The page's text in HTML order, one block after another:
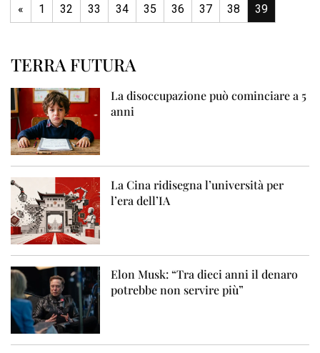
« 1 32 33 34 35 36 37 38 39
TERRA FUTURA
La disoccupazione può cominciare a 5
anni
La Cina ridisegna l’università per
l’era dell’IA
Elon Musk: “Tra dieci anni il denaro
potrebbe non servire più”